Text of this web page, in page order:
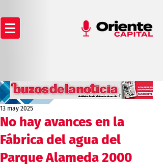
No hay avances en la
Fábrica del agua del
Parque Alameda 2000
13 may 2025